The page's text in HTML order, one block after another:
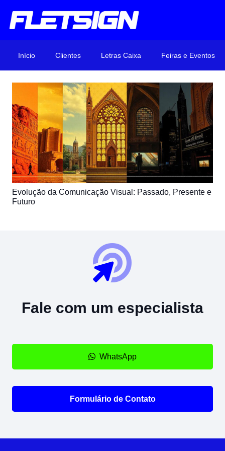
Início Clientes Letras Caixa Feiras e Eventos
Evolução da Comunicação Visual: Passado, Presente e
Futuro
Fale com um especialista
WhatsApp
Formulário de Contato